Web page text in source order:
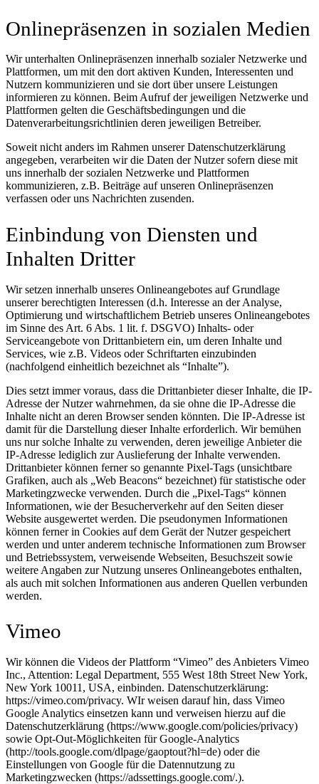
Onlinepräsenzen in sozialen Medien
Wir unterhalten Onlinepräsenzen innerhalb sozialer Netzwerke und
Plattformen, um mit den dort aktiven Kunden, Interessenten und
Nutzern kommunizieren und sie dort über unsere Leistungen
informieren zu können. Beim Aufruf der jeweiligen Netzwerke und
Plattformen gelten die Geschäftsbedingungen und die
Datenverarbeitungsrichtlinien deren jeweiligen Betreiber.
Soweit nicht anders im Rahmen unserer Datenschutzerklärung
angegeben, verarbeiten wir die Daten der Nutzer sofern diese mit
uns innerhalb der sozialen Netzwerke und Plattformen
kommunizieren, z.B. Beiträge auf unseren Onlinepräsenzen
verfassen oder uns Nachrichten zusenden.
Einbindung von Diensten und
Inhalten Dritter
Wir setzen innerhalb unseres Onlineangebotes auf Grundlage
unserer berechtigten Interessen (d.h. Interesse an der Analyse,
Optimierung und wirtschaftlichem Betrieb unseres Onlineangebotes
im Sinne des Art. 6 Abs. 1 lit. f. DSGVO) Inhalts- oder
Serviceangebote von Drittanbietern ein, um deren Inhalte und
Services, wie z.B. Videos oder Schriftarten einzubinden
(nachfolgend einheitlich bezeichnet als “Inhalte”).
Dies setzt immer voraus, dass die Drittanbieter dieser Inhalte, die IP-
Adresse der Nutzer wahrnehmen, da sie ohne die IP-Adresse die
Inhalte nicht an deren Browser senden könnten. Die IP-Adresse ist
damit für die Darstellung dieser Inhalte erforderlich. Wir bemühen
uns nur solche Inhalte zu verwenden, deren jeweilige Anbieter die
IP-Adresse lediglich zur Auslieferung der Inhalte verwenden.
Drittanbieter können ferner so genannte Pixel-Tags (unsichtbare
Grafiken, auch als „Web Beacons“ bezeichnet) für statistische oder
Marketingzwecke verwenden. Durch die „Pixel-Tags“ können
Informationen, wie der Besucherverkehr auf den Seiten dieser
Website ausgewertet werden. Die pseudonymen Informationen
können ferner in Cookies auf dem Gerät der Nutzer gespeichert
werden und unter anderem technische Informationen zum Browser
und Betriebssystem, verweisende Webseiten, Besuchszeit sowie
weitere Angaben zur Nutzung unseres Onlineangebotes enthalten,
als auch mit solchen Informationen aus anderen Quellen verbunden
werden.
Vimeo
Wir können die Videos der Plattform “Vimeo” des Anbieters Vimeo
Inc., Attention: Legal Department, 555 West 18th Street New York,
New York 10011, USA, einbinden. Datenschutzerklärung:
https://vimeo.com/privacy. WIr weisen darauf hin, dass Vimeo
Google Analytics einsetzen kann und verweisen hierzu auf die
Datenschutzerklärung (https://www.google.com/policies/privacy)
sowie Opt-Out-Möglichkeiten für Google-Analytics
(http://tools.google.com/dlpage/gaoptout?hl=de) oder die
Einstellungen von Google für die Datennutzung zu
Marketingzwecken (https://adssettings.google.com/.).